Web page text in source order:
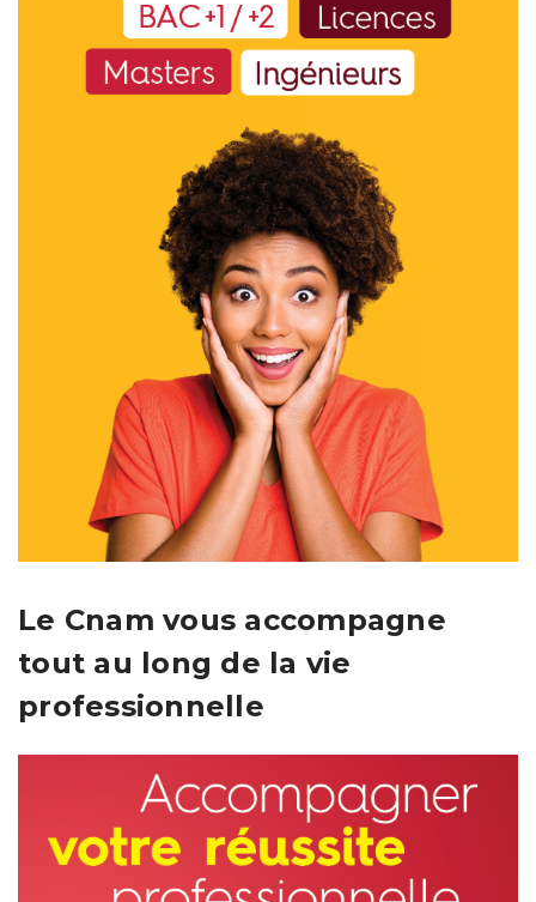
Le Cnam vous accompagne
tout au long de la vie
professionnelle